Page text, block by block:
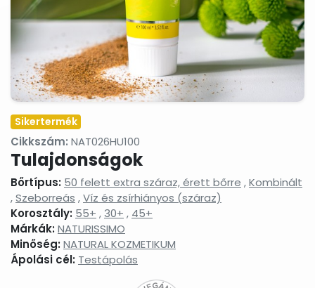
termékek
Masszázsolajok,
masszázsgélek
Nyak-
és
ápolók
Peelingek,
Arctisztítás,
arctej,
arctisztító
micellás
víz
Sampon
és
hajápolás,
Szemkörnyékápolók,
szemránckrémek,
szempilla
ápolók
Szérumok,
arcápoló
hatóanyag
Tonikok,
splashek
Sikertermék
Cikkszám: NAT026HU100
Tulajdonságok
Bőrtípus: 50 felett extra száraz, érett bőrre ,Kombinált
,Szeborreás ,Víz és zsírhiányos (száraz)
Korosztály: 55+ ,30+ , 45+
Márkák:NATURISSIMO
Minőség:NATURAL KOZMETIKUM
Ápolási cél: Testápolás